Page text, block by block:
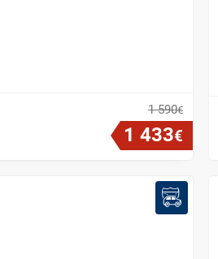
1 590€
1 433€